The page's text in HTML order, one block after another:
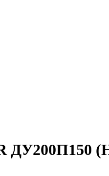
ДУ200П150